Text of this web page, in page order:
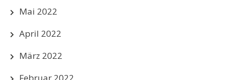
Mai 2022
April 2022
März 2022